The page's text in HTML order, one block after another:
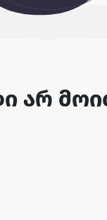
არ